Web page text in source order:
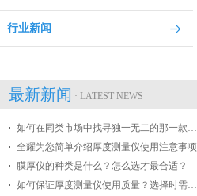
行业新闻
最新新闻 · LATEST NEWS
如何在同类市场中找寻独一无二的那一款膜厚仪
全耀为您简单介绍厚度测量仪使用注意事项
膜厚仪的种类是什么？怎么选才最合适？
如何保证厚度测量仪使用质量？选择时需掌握哪些条件？